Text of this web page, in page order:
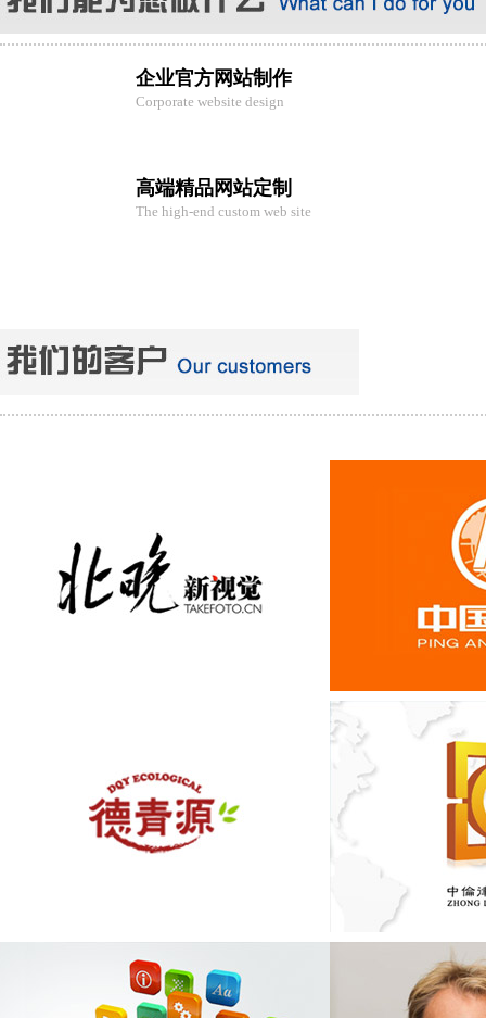
企业官方网站制作
Corporate website design
高端精品网站定制
The high-end custom web site